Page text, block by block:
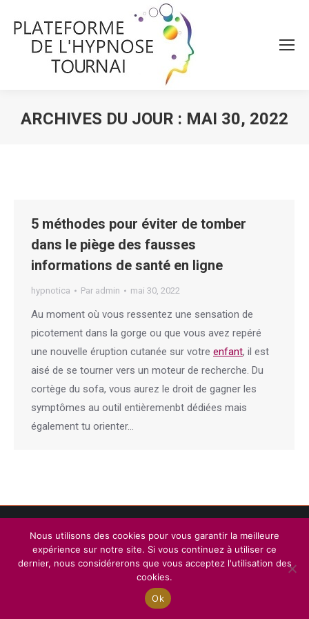
ARCHIVES DU JOUR : MAI 30, 2022
5 méthodes pour éviter de tomber
dans le piège des fausses
informations de santé en ligne
hypnotica Par admin mai 30, 2022
Au moment où vous ressentez une sensation de
picotement dans la gorge ou que vous avez repéré
une nouvelle éruption cutanée sur votre enfant, il est
aisé de se tourner vers un moteur de recherche. Du
cortège du sofa, vous aurez le droit de gagner les
symptômes au outil entièremenbt dédiées mais
également tu orienter…
Menu
Copyright © 2026Plateforme de l'Hypnose de Tournai. Tous droits
réservés.
Privium – Des services qui soutiennent vos soins. Pour psychologues,
psychotherapeutes et hypnotherapeutes.
RGPD - Politique de Protection de la Vie Privée
Nous utilisons des cookies pour vous garantir la meilleure
expérience sur notre site. Si vous continuez à utiliser ce
dernier, nous considérerons que vous acceptez l'utilisation des
cookies.
Ok